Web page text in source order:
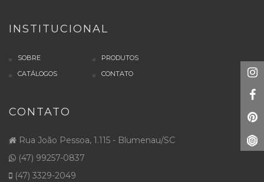
INSTITUCIONAL
SOBRE
PRODUTOS
CATÁLOGOS
CONTATO
CONTATO
Rua João Pessoa, 1.115 - Blumenau/SC
(47) 99257-0837
(47) 3329-2049